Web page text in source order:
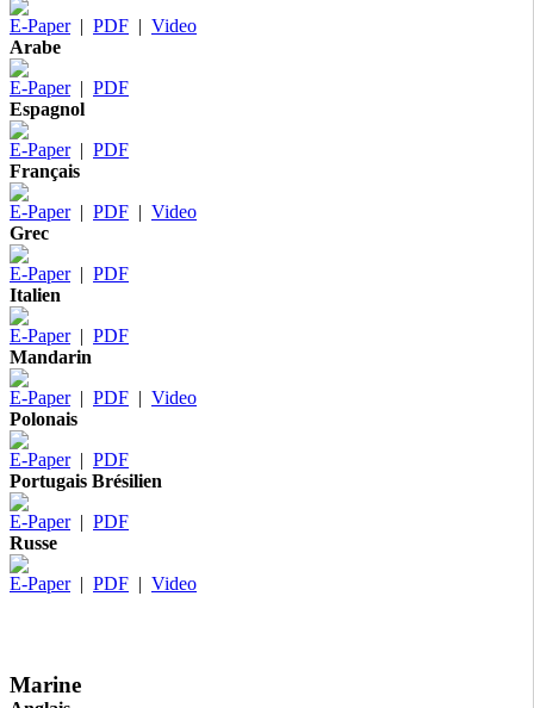
E-Paper| PDF | Video
Arabe
E-Paper| PDF
Espagnol
E-Paper| PDF
Français
E-Paper| PDF | Video
Grec
E-Paper| PDF
Italien
E-Paper| PDF
Mandarin
E-Paper| PDF | Video
Polonais
E-Paper| PDF
Portugais Brésilien
E-Paper| PDF
Russe
E-Paper| PDF | Video
Marine